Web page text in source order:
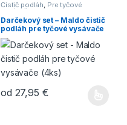
Čistič podláh, Pre tyčové
vysávače s mopom
Darčekový set – Maldo čistič
podláh pre tyčové vysávače
(4ks)
od 27,95 €